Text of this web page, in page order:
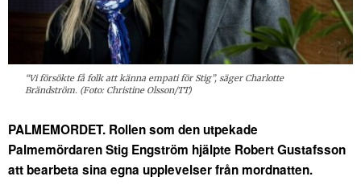
“Vi försökte få folk att känna empati för Stig”, säger Charlotte
Brändström. (Foto: Christine Olsson/TT)
PALMEMORDET. Rollen som den utpekade
Palmemördaren Stig Engström hjälpte Robert Gustafsson
att bearbeta sina egna upplevelser från mordnatten.